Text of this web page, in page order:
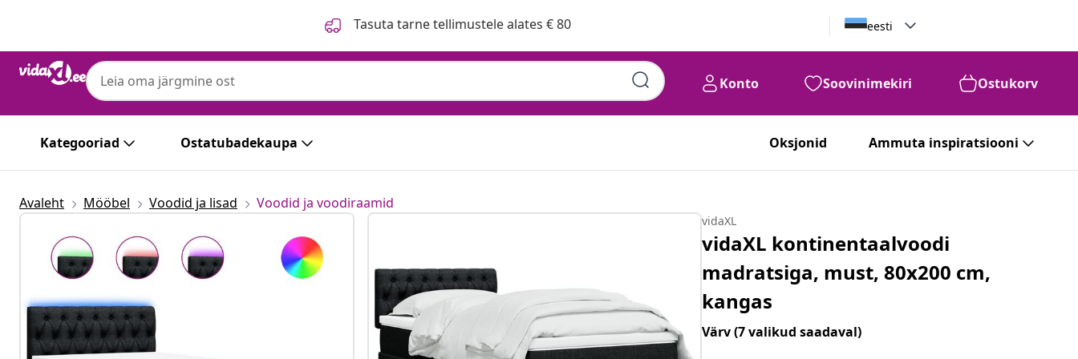
Tasuta tarne tellimustele alates € 80 eesti
Konto Soovinimekiri Ostukorv
Kategooriad Ostatubadekaupa Oksjonid Ammuta inspiratsiooni
Avaleht Mööbel Voodid ja lisad Voodid ja voodiraamid
vidaXL
vidaXL kontinentaalvoodi
madratsiga, must, 80x200 cm,
kangas
Värv(7 valikud saadaval)